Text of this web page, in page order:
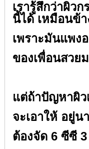
เรารู้สึกว่าผิว
นี้ได้ เหมือนข้
เพราะมันแพง
ของเพื่อนสวย
แต่ถ้าปัญหาผิว
จะเอาให้ อยู่น
ต้องจัด 6 ซีซี